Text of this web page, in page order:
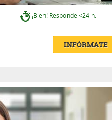
¡Bien! Responde <24 h.
INFÓRMATE